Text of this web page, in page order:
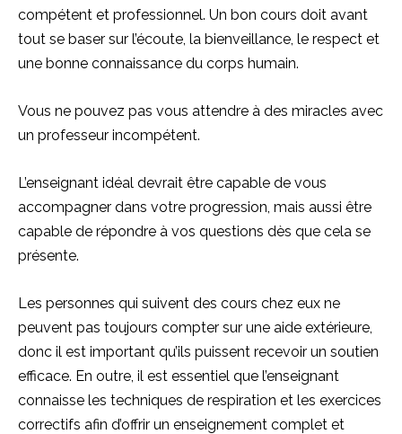
compétent et professionnel. Un bon cours doit avant
tout se baser sur l’écoute, la bienveillance, le respect et
une bonne connaissance du corps humain.
Vous ne pouvez pas vous attendre à des miracles avec
un professeur incompétent.
L’enseignant idéal devrait être capable de vous
accompagner dans votre progression, mais aussi être
capable de répondre à vos questions dès que cela se
présente.
Les personnes qui suivent des cours chez eux ne
peuvent pas toujours compter sur une aide extérieure,
donc il est important qu’ils puissent recevoir un soutien
efficace. En outre, il est essentiel que l’enseignant
connaisse les techniques de respiration et les exercices
correctifs afin d’offrir un enseignement complet et